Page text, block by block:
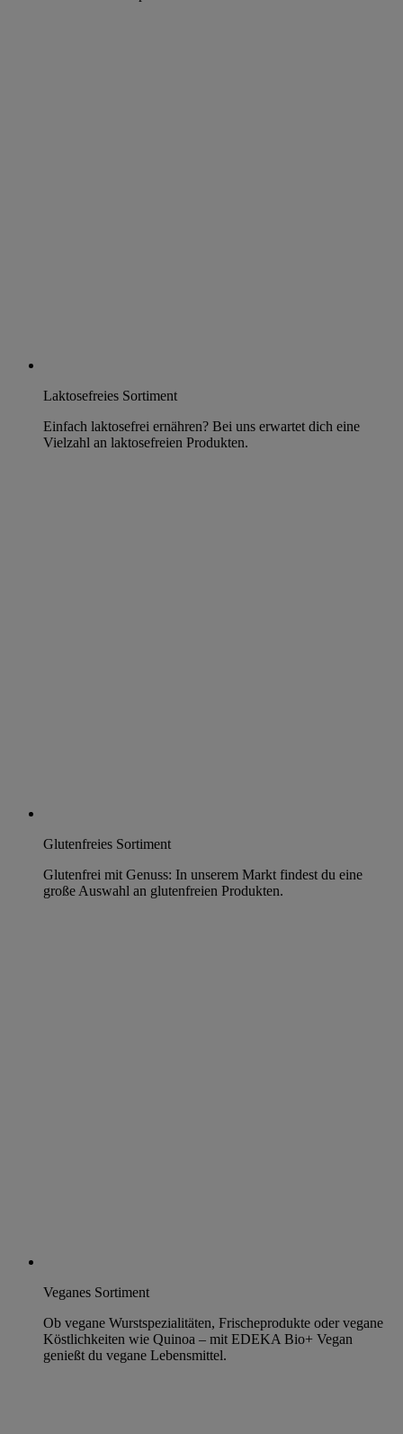
Laktosefreies Sortiment
Einfach laktosefrei ernähren? Bei uns erwartet dich eine
Vielzahl an laktosefreien Produkten.
Glutenfreies Sortiment
Glutenfrei mit Genuss: In unserem Markt findest du eine
große Auswahl an glutenfreien Produkten.
Veganes Sortiment
Ob vegane Wurstspezialitäten, Frischeprodukte oder vegane
Köstlichkeiten wie Quinoa – mit EDEKA Bio+ Vegan
genießt du vegane Lebensmittel.